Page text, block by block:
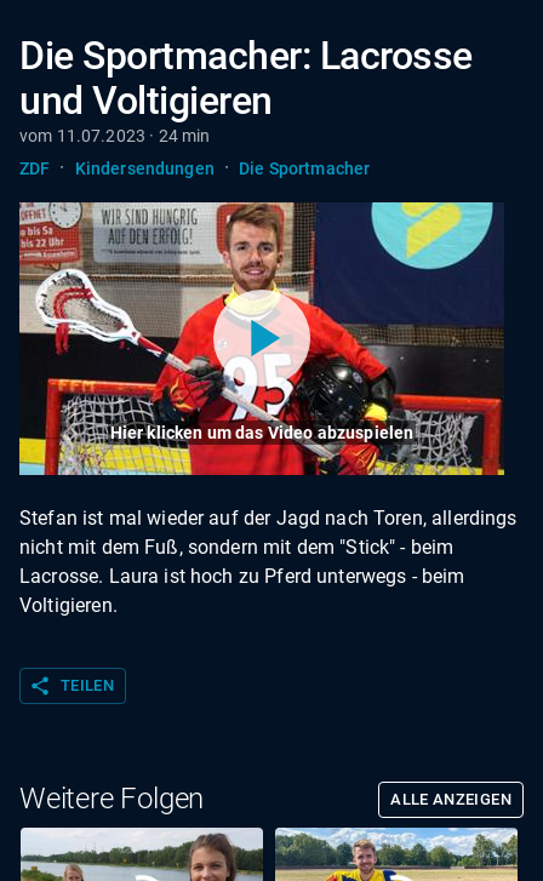
Die Sportmacher: Lacrosse
und Voltigieren
vom 11.07.2023 · 24 min
ZDF · Kindersendungen · Die Sportmacher
Hier klicken um das Video abzuspielen
Stefan ist mal wieder auf der Jagd nach Toren, allerdings
nicht mit dem Fuß, sondern mit dem "Stick" - beim
Lacrosse. Laura ist hoch zu Pferd unterwegs - beim
Voltigieren.
share TEILEN
Weitere Folgen ALLE ANZEIGEN